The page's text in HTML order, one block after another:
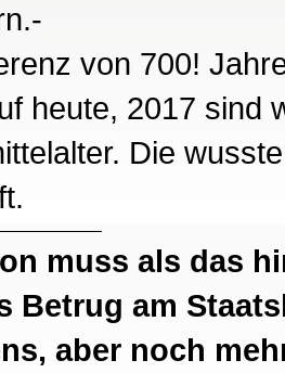
von 700!
heute, 2017 sind
Die
muss als das
Betrug am
aber noch